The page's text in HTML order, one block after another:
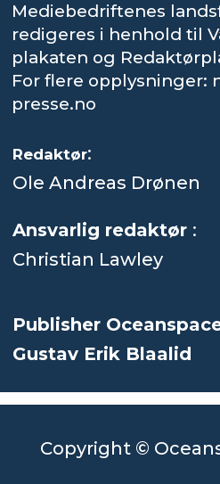
Mediebedriftenes
redigeres i henhold til
plakaten og
For flere opplysninger:
presse.no
Redaktør:
Ole Andreas Drønen
Ansvarlig redaktør :
Christian Lawley
Publisher
Gustav Erik Blaalid
Copyright ©